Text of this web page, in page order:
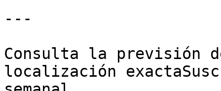
---
Consulta la previsión
localización